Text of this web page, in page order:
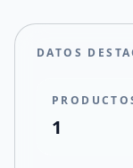
DATOS
1